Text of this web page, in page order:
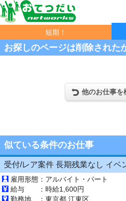
短期！
お探しのページは削除された
他のお仕事を
似ている条件のお仕事
受付/レア案件 長期残業なし イベ
雇用形態： アルバイト・パート
給与 ： 時給1,600円
勤務地 ： 東京都 江東区